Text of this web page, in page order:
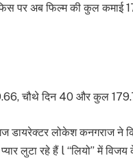
पर अब फिल्म की कुल कमाई
चौथे दिन 40 और कुल
डायरेक्टर लोकेश कनगराज ने
लुटा रहे हैं l “लियो” में